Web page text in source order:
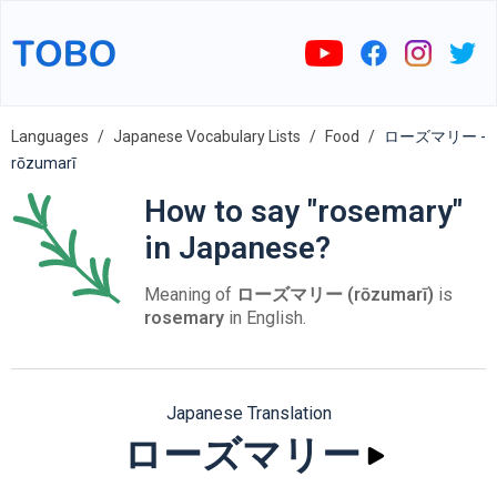
Languages Japanese Vocabulary Lists Food
ローズマリー -
rōzumarī
How to say "rosemary"
in Japanese?
Meaning of ローズマリー (rōzumarī) is
rosemary in English.
Japanese Translation
ローズマリー